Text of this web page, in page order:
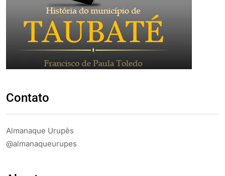
Contato
Almanaque Urupês
@almanaqueurupes